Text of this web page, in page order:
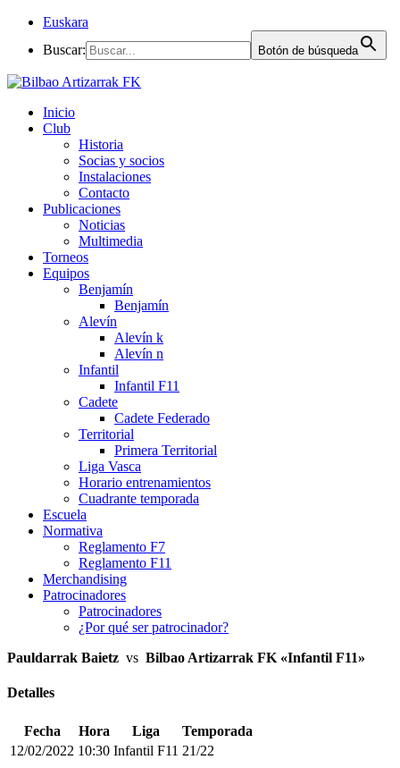
Euskara
Buscar:
Botón de búsqueda
Inicio
Club
Historia
Socias y socios
Instalaciones
Contacto
Publicaciones
Noticias
Multimedia
Torneos
Equipos
Benjamín
Benjamín
Alevín
Alevín k
Alevín n
Infantil
Infantil F11
Cadete
Cadete Federado
Territorial
Primera Territorial
Liga Vasca
Horario entrenamientos
Cuadrante temporada
Escuela
Normativa
Reglamento F7
Reglamento F11
Merchandising
Patrocinadores
Patrocinadores
¿Por qué ser patrocinador?
Pauldarrak Baietz vs Bilbao Artizarrak FK «Infantil F11»
Detalles
Fecha Hora Liga
Temporada
12/02/2022 10:30 Infantil F11 21/22